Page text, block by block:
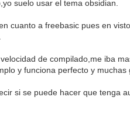
suelo usar el tema obsidian.
cuanto a freebasic pues en
de compilado,me iba
y funciona perfecto y
si se puede hacer que tenga